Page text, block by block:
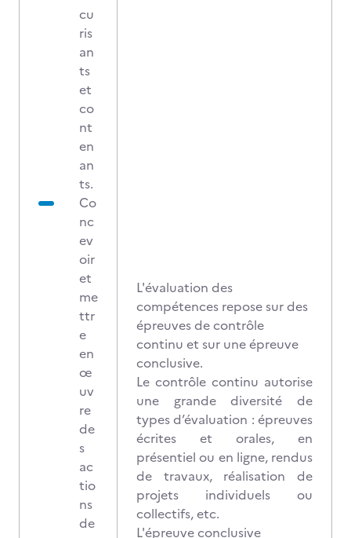
cu
ris
an
ts
et
co
nt
en
an
ts.
Co
nc
ev
oir
et
me
ttr
e
en
œ
uv
re
de
s
ac
tio
ns
de
L'évaluation des
compétences repose sur des
épreuves de contrôle
continu et sur une épreuve
conclusive.
Le contrôle continu autorise
une grande diversité de
types d’évaluation : épreuves
écrites et orales, en
présentiel ou en ligne, rendus
de travaux, réalisation de
projets individuels ou
collectifs, etc.
L'épreuve conclusive